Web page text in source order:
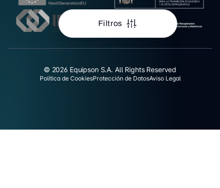
Filtros
© 2026 Equipson S.A. All Rights Reserved
Política de CookiesProtección de DatosAviso Legal